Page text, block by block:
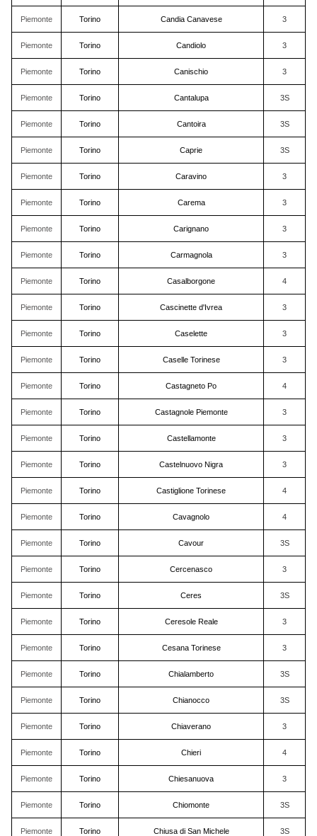
Piemonte Torino Candia Canavese 3
Piemonte Torino Candiolo 3
Piemonte Torino Canischio 3
Piemonte Torino Cantalupa 3S
Piemonte Torino Cantoira 3S
Piemonte Torino Caprie 3S
Piemonte Torino Caravino 3
Piemonte Torino Carema 3
Piemonte Torino Carignano 3
Piemonte Torino Carmagnola 3
Piemonte Torino Casalborgone 4
Piemonte Torino Cascinette d'Ivrea 3
Piemonte Torino Caselette 3
Piemonte Torino Caselle Torinese 3
Piemonte Torino Castagneto Po 4
Piemonte Torino Castagnole Piemonte 3
Piemonte Torino Castellamonte 3
Piemonte Torino Castelnuovo Nigra 3
Piemonte Torino Castiglione Torinese 4
Piemonte Torino Cavagnolo 4
Piemonte Torino Cavour 3S
Piemonte Torino Cercenasco 3
Piemonte Torino Ceres 3S
Piemonte Torino Ceresole Reale 3
Piemonte Torino Cesana Torinese 3
Piemonte Torino Chialamberto 3S
Piemonte Torino Chianocco 3S
Piemonte Torino Chiaverano 3
Piemonte Torino Chieri 4
Piemonte Torino Chiesanuova 3
Piemonte Torino Chiomonte 3S
Piemonte Torino Chiusa di San Michele 3S